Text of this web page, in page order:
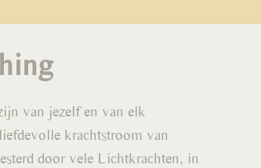
van jezelf en van elk
krachtstroom van
door vele Lichtkrachten, in